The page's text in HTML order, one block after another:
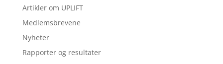
Artikler om UPLIFT
Medlemsbrevene
Nyheter
Rapporter og resultater